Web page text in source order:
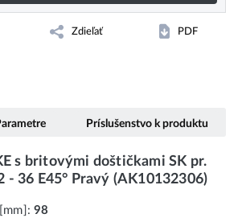
Zdieľať PDF
Príslušenstvo k produktu
s britovými doštičkami SK pr.
- 36 E45° Pravý (AK10132306)
[mm]:98